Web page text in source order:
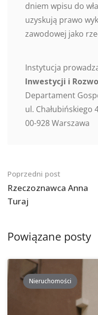
dniem wpisu do
uzyskują prawo
zawodowej jako
Instytucja
Inwestycji i
Departament
ul. Chałubińskiego
00-928 Warszawa
Nawigacja
po
postach
Poprzedni post
Rzeczoznawca Anna
Turaj
Powiązane posty
Nieruchomości